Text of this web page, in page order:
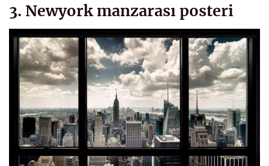
3. Newyork manzarası posteri